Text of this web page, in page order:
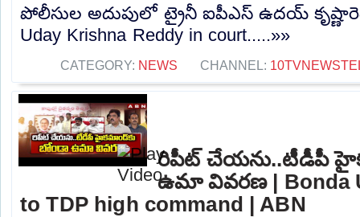
పోలీసుల అదుపులో ట్రైనీ ఐపీఎస్ ఉదయ్
Uday Krishna Reddy in court.....»»
CATEGORY: NEWS CHANNEL:
రిపీట్ చేయను..టీడీపీ
ఉమా వివరణ | Bonda
to TDP high command | ABN